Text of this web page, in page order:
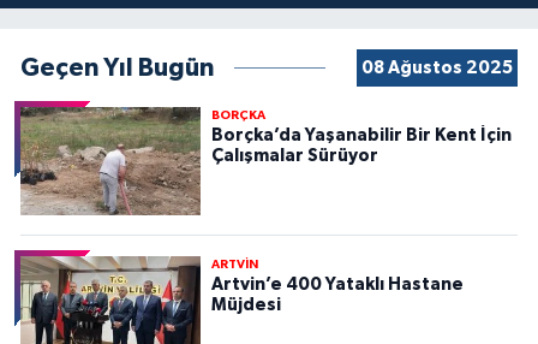
Geçen Yıl Bugün 08 Ağustos 2025
BORÇKA
Borçka’da Yaşanabilir Bir Kent İçin
Çalışmalar Sürüyor
ARTVİN
Artvin’e 400 Yataklı Hastane
Müjdesi